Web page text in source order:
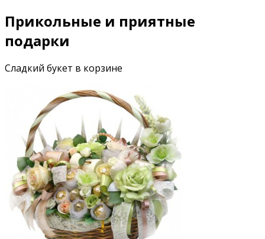
Прикольные и приятные
подарки
Сладкий букет в корзине